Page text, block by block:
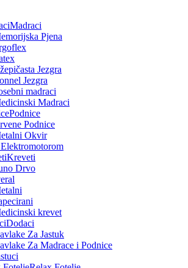
Madraci
Pjena
Jezgra
Jezgra
madraci
Madraci
Podnice
Podnice
Okvir
Kreveti
Drvo
krevet
Dodaci
Za Jastuk
Za Madrace i Podnice